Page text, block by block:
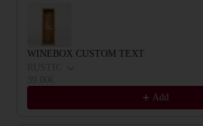
WINEBOX CUSTOM TEXT
Add